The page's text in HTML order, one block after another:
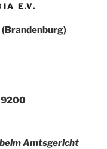
E.V.
(Brandenburg)
9200
Amtsgericht